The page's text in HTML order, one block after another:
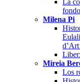
La
Milena Pi
Mireia
Los